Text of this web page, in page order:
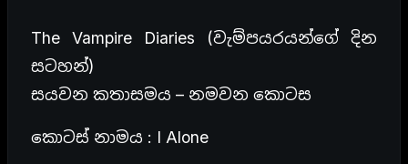
The Vampire Diaries (වැම්පයරයන්ගේ දින
සටහන්)
සයවන කතාසමය – නමවන කොටස
කොටස් නාමය : I Alone